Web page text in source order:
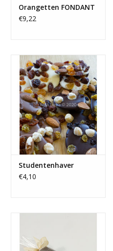
Orangetten FONDANT
€9,22
Studentenhaver
€4,10